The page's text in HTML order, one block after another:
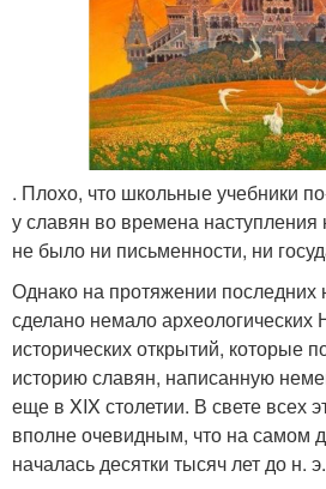
. Плохо, что школьные учебники
у славян во времена
не было ни письменности, ни
Однако на протяжении последних
сделано немало археологических
исторических открытий, которые
историю славян, написанную
еще в XIX столетии. В свете всех
вполне очевидным, что на самом
началась десятки тысяч лет до н. э.